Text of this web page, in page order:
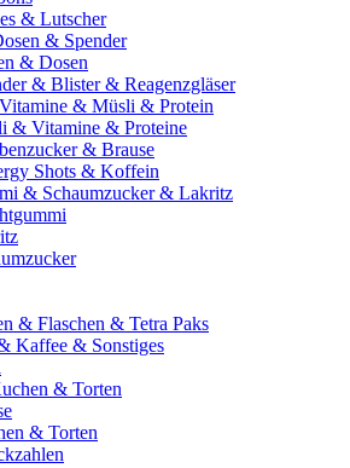
& Lutscher
& Spender
& Dosen
& Blister & Reagenzgläser
& Müsli & Protein
& Vitamine & Proteine
& Brause
Shots & Koffein
& Schaumzucker & Lakritz
& Flaschen & Tetra Paks
Kaffee & Sonstiges
& Torten
& Torten